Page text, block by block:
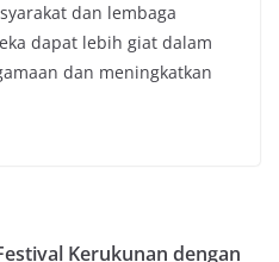
dan lembaga
dapat lebih giat dalam
dan meningkatkan
Kerukunan dengan